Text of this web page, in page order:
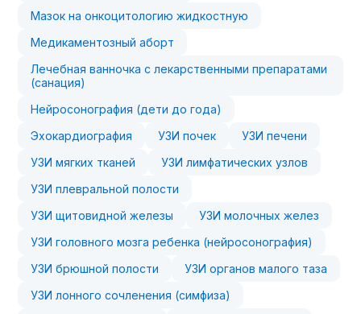
Мазок на онкоцитологию жидкостную
Медикаментозный аборт
Лечебная ванночка с лекарственными препаратами
(санация)
Нейросонография (дети до года)
Эхокардиография
УЗИ почек
УЗИ печени
УЗИ мягких тканей
УЗИ лимфатических узлов
УЗИ плевральной полости
УЗИ щитовидной железы
УЗИ молочных желез
УЗИ головного мозга ребенка (нейросонография)
УЗИ брюшной полости
УЗИ органов малого таза
УЗИ лонного сочленения (симфиза)